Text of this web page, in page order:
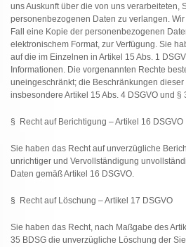
uns Auskunft über die von uns verarbeiteten,
personenbezogenen Daten zu verlangen.
Fall eine Kopie der personenbezogenen
elektronischem Format, zur Verfügung. Sie
auf die im Einzelnen in Artikel 15 Abs. 1
Informationen. Die vorgenannten Rechte
uneingeschränkt; die Beschränkungen dieser
insbesondere Artikel 15 Abs. 4 DSGVO und §
§ Recht auf Berichtigung – Artikel 16 DSGVO
Sie haben das Recht auf unverzügliche
unrichtiger und Vervollständigung
Daten gemäß Artikel 16 DSGVO.
§ Recht auf Löschung – Artikel 17 DSGVO
Sie haben das Recht, nach Maßgabe des
35 BDSG die unverzügliche Löschung der